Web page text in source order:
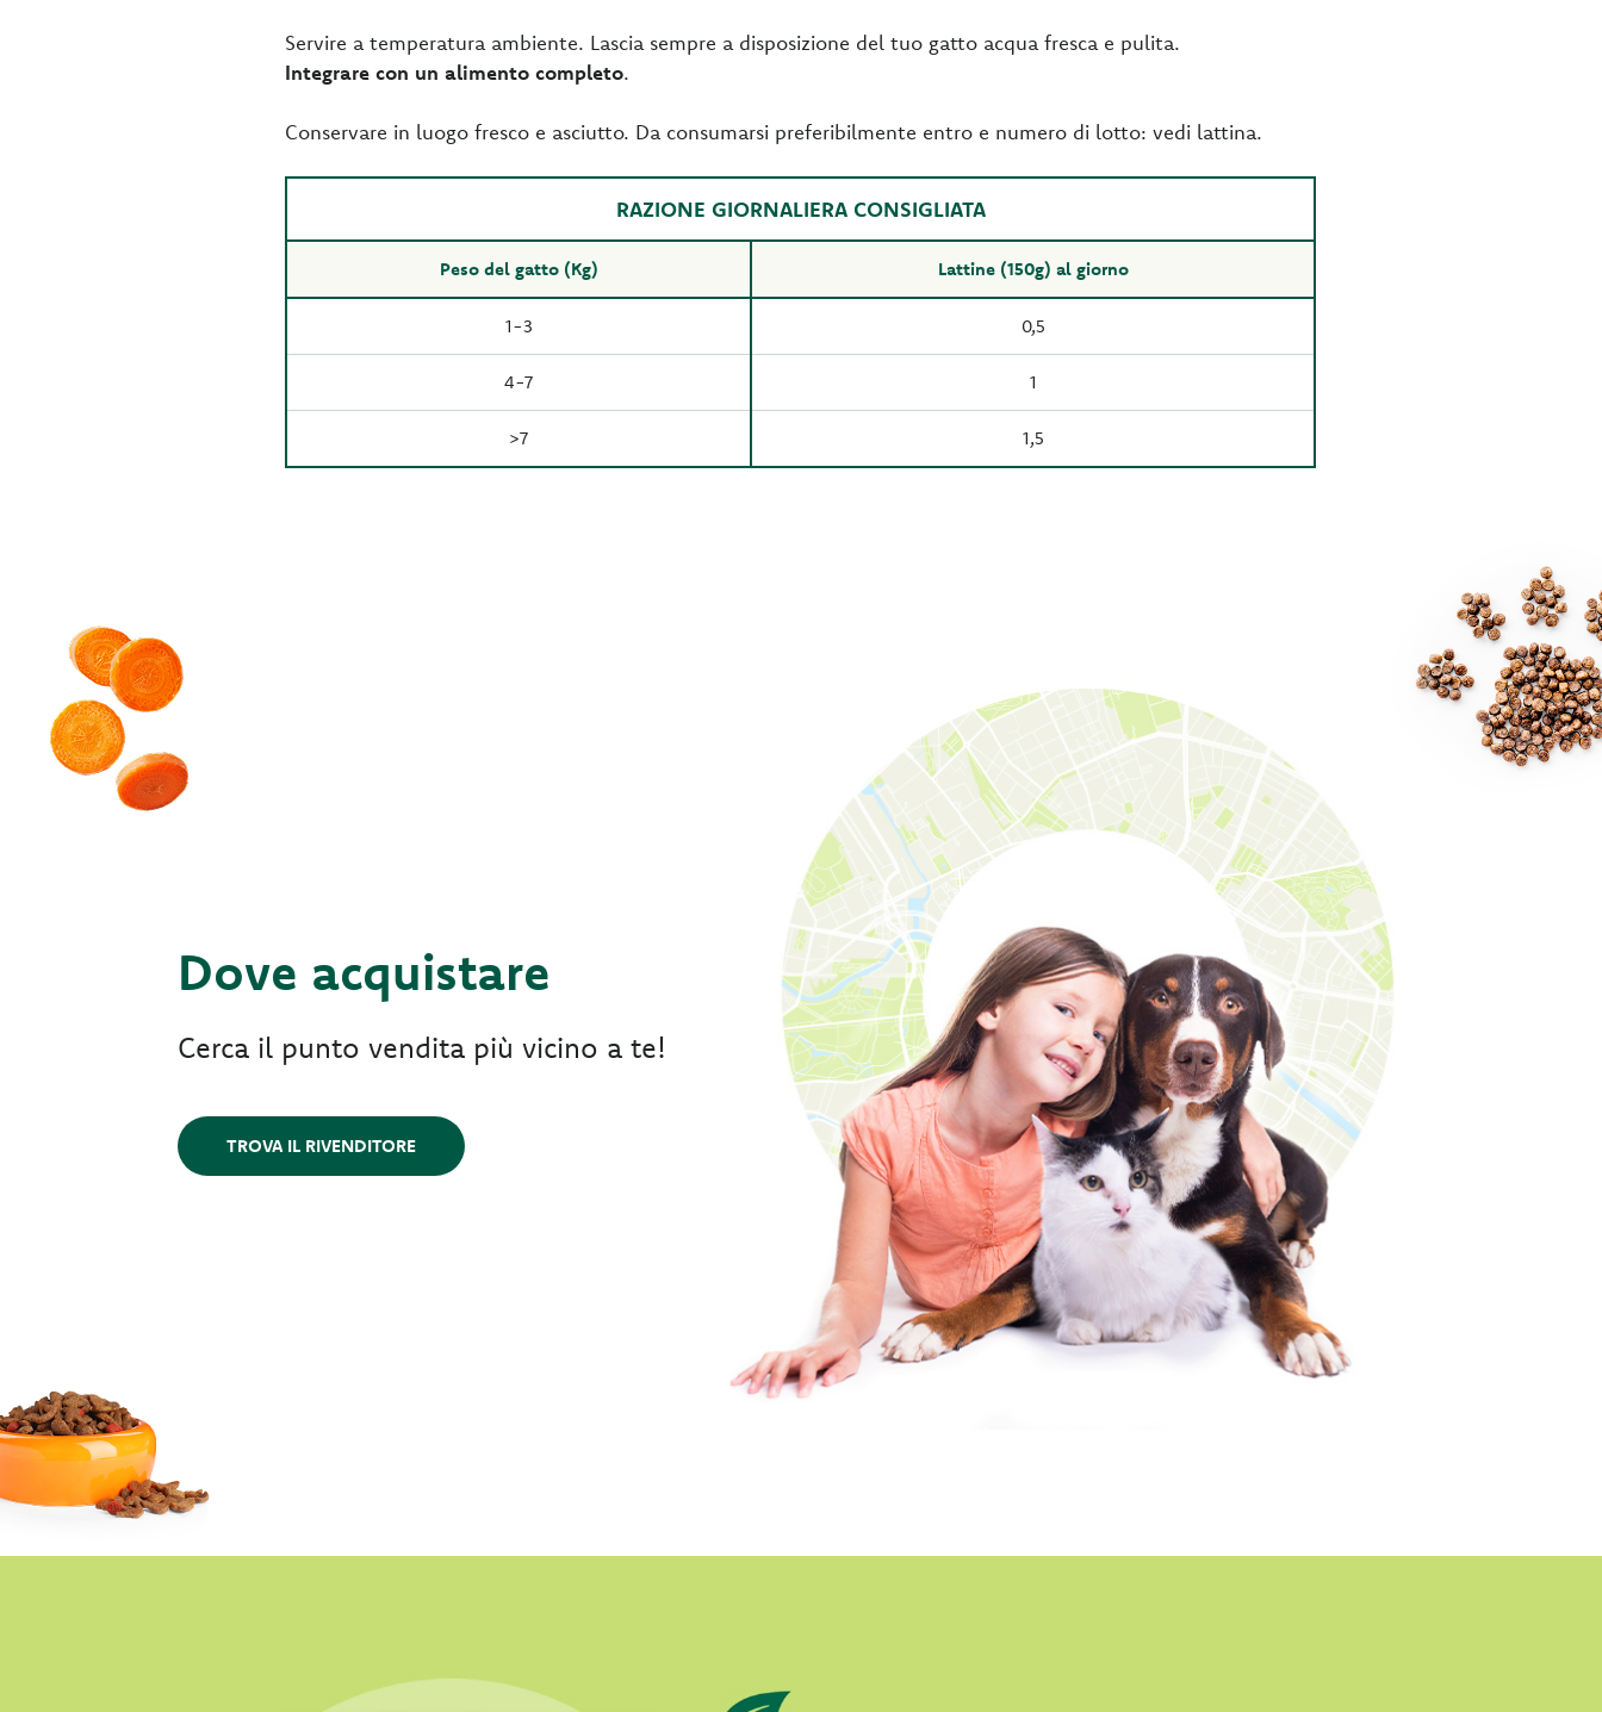
Servire a temperatura ambiente. Lascia sempre a disposizione del tuo gatto acqua fresca e pulita.
Integrare con un alimento completo.
Conservare in luogo fresco e asciutto. Da consumarsi preferibilmente entro e numero di lotto: vedi lattina.
RAZIONE GIORNALIERA CONSIGLIATA
Peso del gatto (Kg) Lattine (150g) al giorno
1-3 0,5
4-7 1
>7 1,5
Dove acquistare
Cerca il punto vendita più vicino a te!
TROVA IL RIVENDITORE